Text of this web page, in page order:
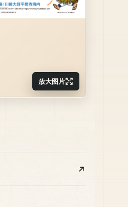
放大图片